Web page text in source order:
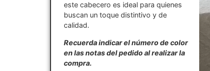
este cabecero es ideal para quienes
buscan un toque distintivo y de
calidad.
Recuerda indicar el número de color
en las notas del pedido al realizar la
compra.